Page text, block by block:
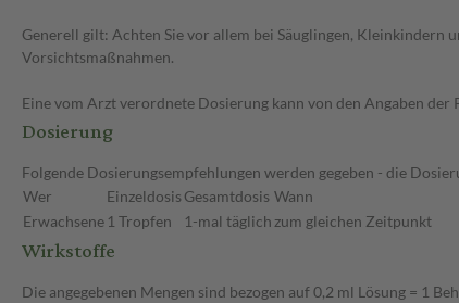
Generell gilt: Achten Sie vor allem bei Säuglingen, Kleinkindern
Vorsichtsmaßnahmen.
Eine vom Arzt verordnete Dosierung kann von den Angaben
Dosierung
Folgende Dosierungsempfehlungen werden gegeben - die
Wer
Einzeldosis Gesamtdosis Wann
Erwachsene 1 Tropfen 1-mal täglich zum gleichen Zeitpunkt
Wirkstoffe
Die angegebenen Mengen sind bezogen auf 0,2 ml Lösung = 1